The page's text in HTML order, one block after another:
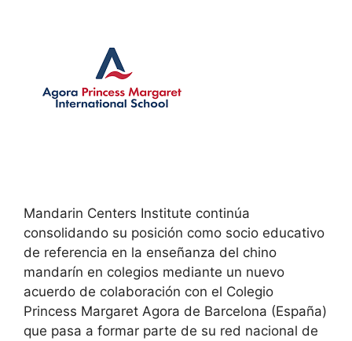
Mandarin Centers Institute continúa
consolidando su posición como socio educativo
de referencia en la enseñanza del chino
mandarín en colegios mediante un nuevo
acuerdo de colaboración con el Colegio
Princess Margaret Agora de Barcelona (España)
que pasa a formar parte de su red nacional de